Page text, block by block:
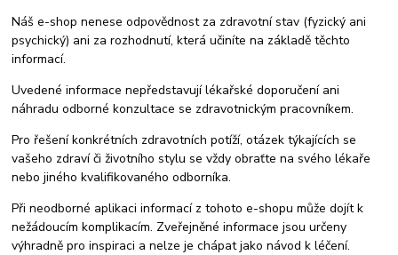
Náš e-shop nenese odpovědnost za zdravotní stav (fyzický ani
psychický) ani za rozhodnutí, která učiníte na základě těchto
informací.
Uvedené informace nepředstavují lékařské doporučení ani
náhradu odborné konzultace se zdravotnickým pracovníkem.
Pro řešení konkrétních zdravotních potíží, otázek týkajících se
vašeho zdraví či životního stylu se vždy obraťte na svého lékaře
nebo jiného kvalifikovaného odborníka.
Při neodborné aplikaci informací z tohoto e-shopu může dojít k
nežádoucím komplikacím. Zveřejněné informace jsou určeny
výhradně pro inspiraci a nelze je chápat jako návod k léčení.